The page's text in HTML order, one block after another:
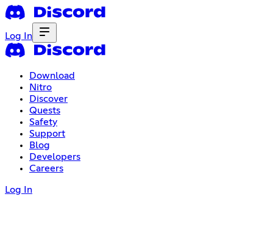
Log In
Download
Nitro
Discover
Quests
Safety
Support
Blog
Developers
Careers
Log In